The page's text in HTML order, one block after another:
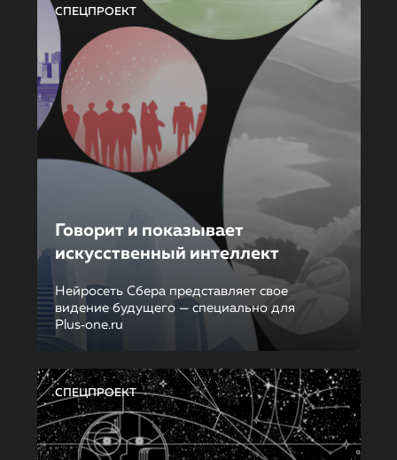
СПЕЦПРОЕКТ
Говорит и показывает
искусственный интеллект
Нейросеть Сбера представляет свое
видение будущего — специально для
Plus‑one.ru
СПЕЦПРОЕКТ